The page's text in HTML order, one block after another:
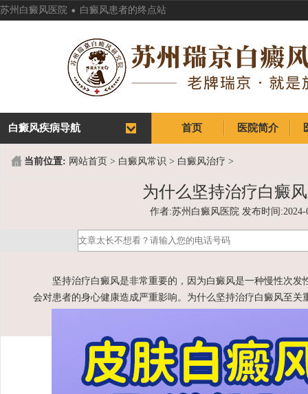
苏州白癜风医院 . 白癜风患者的终点站
首页
首页
医院简介
白癜风疾病导航
当前位置: 网站首页 > 白癜风常识 > 白癜风治疗 >
为什么坚持治疗白癜
作者:苏州白癜风医院 发布时间:2024-
坚持治疗白癜风是非常重要的，因为白癜风是一种慢性次发
会对患者的身心健康造成严重影响。为什么坚持治疗白癜风至关